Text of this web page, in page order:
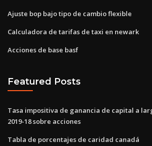
Ajuste bop bajo tipo de cambio flexible
Calculadora de tarifas de taxi en newark
Acciones de base basf
Featured Posts
Tasa impositiva de ganancia de capital a
2019-18 sobre acciones
Tabla de porcentajes de caridad canadá